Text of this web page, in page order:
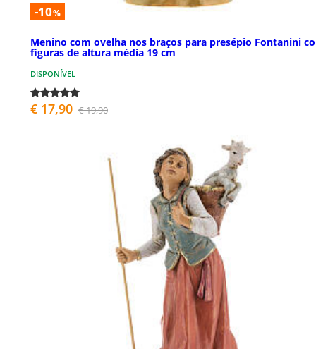
-10%
Menino com ovelha nos braços para presépio Fontanini
figuras de altura média 19 cm
DISPONÍVEL
€ 17,90 € 19,90